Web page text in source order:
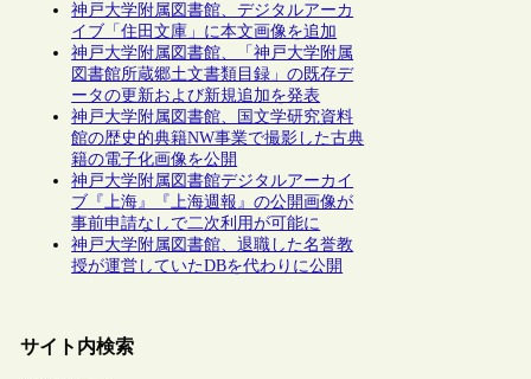
神戸大学附属図書館、デジタルアーカ
イブ「住田文庫」に本文画像を追加
神戸大学附属図書館、「神戸大学附属
図書館所蔵郷土文書類目録」の既存デ
ータの更新および新規追加を発表
神戸大学附属図書館、国文学研究資料
館の歴史的典籍NW事業で撮影した古典
籍の電子化画像を公開
神戸大学附属図書館デジタルアーカイ
ブ『上海』『上海週報』の公開画像が
事前申請なしで二次利用が可能に
神戸大学附属図書館、退職した名誉教
授が運営していたDBを代わりに公開
サイト内検索